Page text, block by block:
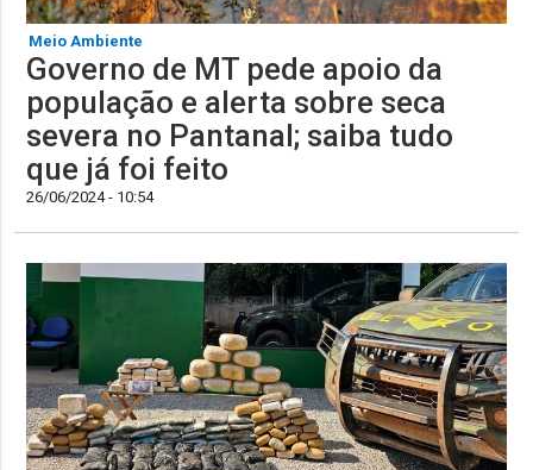
Meio Ambiente
Governo de MT pede apoio da
população e alerta sobre seca
severa no Pantanal; saiba tudo
que já foi feito
26/06/2024 - 10:54